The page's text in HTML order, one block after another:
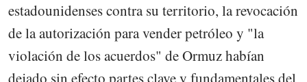
estadounidenses contra su territorio, la revocación
de la autorización para vender petróleo y "la
violación de los acuerdos" de Ormuz habían